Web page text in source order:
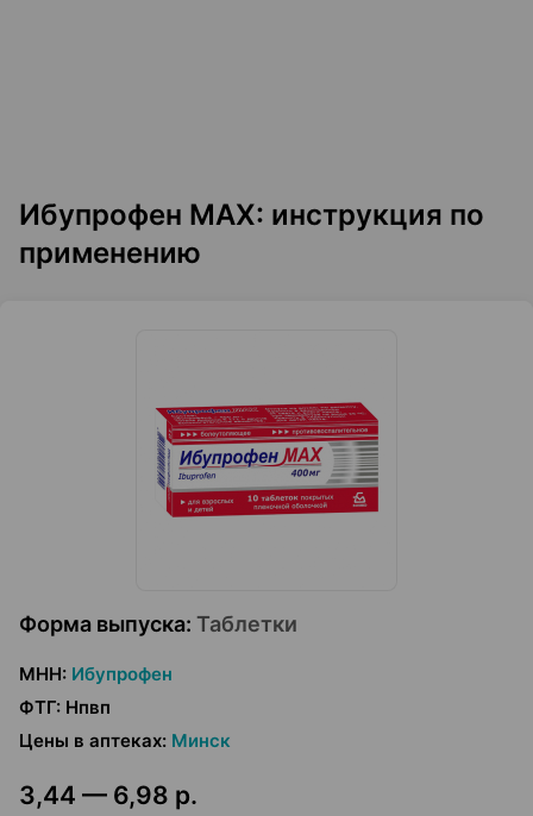
Ибупрофен МАХ: инструкция по
применению
Форма выпуска: Таблетки
МНН: Ибупрофен
ФТГ: Нпвп
Цены в аптеках: Минск
3,44 — 6,98 р.